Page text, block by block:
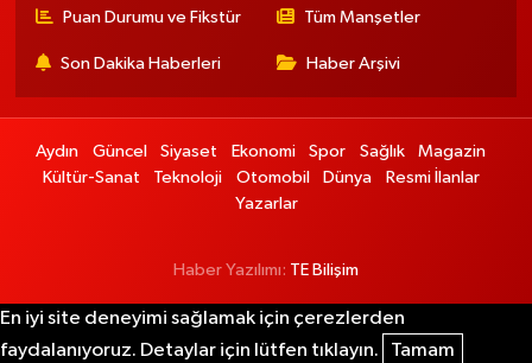
Puan Durumu ve Fikstür Tüm Manşetler
Son Dakika Haberleri Haber Arşivi
Aydın Güncel Siyaset Ekonomi Spor Sağlık
Magazin
Kültür-Sanat
Teknoloji Otomobil Dünya
Resmi İlanlar
Yazarlar
Haber Yazılımı: TE Bilişim
En iyi site deneyimi sağlamak için çerezlerden
faydalanıyoruz. Detaylar için lütfen tıklayın.
Tamam